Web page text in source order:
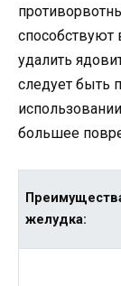
удалить
следует быть
большее
желудка: